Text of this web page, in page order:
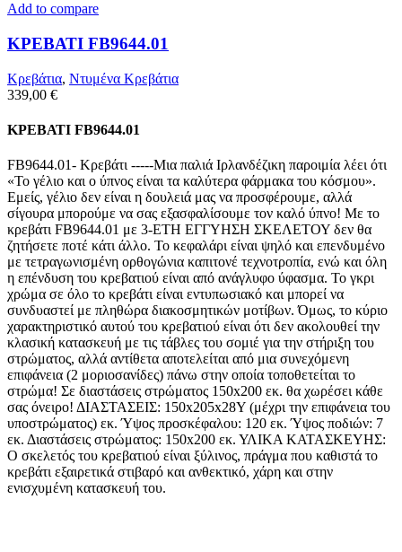
Add to compare
ΚΡΕΒΑΤΙ FB9644.01
Κρεβάτια, Ντυμένα Κρεβάτια
339,00 €
ΚΡΕΒΑΤΙ FB9644.01
FB9644.01- Κρεβάτι -----Μια παλιά Ιρλανδέζικη παροιμία λέει ότι
«Το γέλιο και ο ύπνος είναι τα καλύτερα φάρμακα του κόσμου».
Εμείς, γέλιο δεν είναι η δουλειά μας να προσφέρουμε, αλλά
σίγουρα μπορούμε να σας εξασφαλίσουμε τον καλό ύπνο! Με το
κρεβάτι FB9644.01 με 3-ΕΤΗ ΕΓΓΥΗΣΗ ΣΚΕΛΕΤΟΥ δεν θα
ζητήσετε ποτέ κάτι άλλο. Το κεφαλάρι είναι ψηλό και επενδυμένο
με τετραγωνισμένη ορθογώνια καπιτονέ τεχνοτροπία, ενώ και όλη
η επένδυση του κρεβατιού είναι από ανάγλυφο ύφασμα. Το γκρι
χρώμα σε όλο το κρεβάτι είναι εντυπωσιακό και μπορεί να
συνδυαστεί με πληθώρα διακοσμητικών μοτίβων. Όμως, το κύριο
χαρακτηριστικό αυτού του κρεβατιού είναι ότι δεν ακολουθεί την
κλασική κατασκευή με τις τάβλες του σομιέ για την στήριξη του
στρώματος, αλλά αντίθετα αποτελείται από μια συνεχόμενη
επιφάνεια (2 μοριοσανίδες) πάνω στην οποία τοποθετείται το
στρώμα! Σε διαστάσεις στρώματος 150x200 εκ. θα χωρέσει κάθε
σας όνειρο! ΔΙΑΣΤΑΣΕΙΣ: 150x205x28Υ (μέχρι την επιφάνεια του
υποστρώματος) εκ. Ύψος προσκέφαλου: 120 εκ. Ύψος ποδιών: 7
εκ. Διαστάσεις στρώματος: 150x200 εκ. ΥΛΙΚΑ ΚΑΤΑΣΚΕΥΗΣ:
Ο σκελετός του κρεβατιού είναι ξύλινος, πράγμα που καθιστά το
κρεβάτι εξαιρετικά στιβαρό και ανθεκτικό, χάρη και στην
ενισχυμένη κατασκευή του.